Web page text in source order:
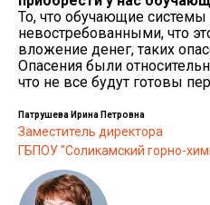
То, что обучающие системы
невостребованными, что
вложение денег, таких
Опасения были
что не все будут готовы
Патрушева Ирина Петровна
Заместитель директора
ГБПОУ "Соликамский горно-